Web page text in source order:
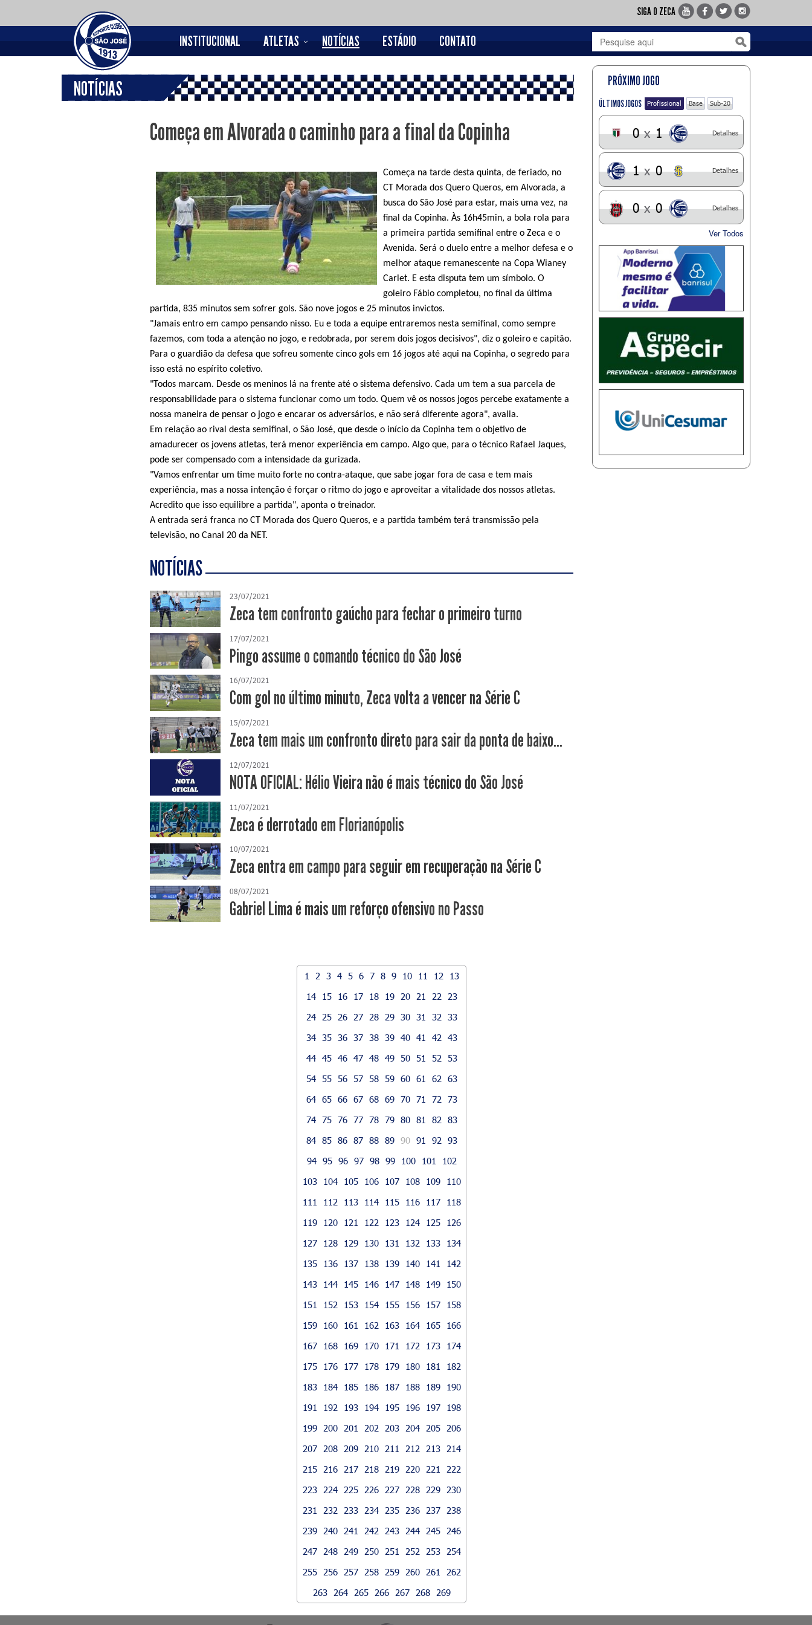
SIGA O ZECA
INSTITUCIONAL ATLETAS NOTÍCIAS ESTÁDIO CONTATO
NOTÍCIAS
Começa em Alvorada o caminho para a final da Copinha
Começa na tarde desta quinta, de feriado, no
CT Morada dos Quero Queros, em Alvorada, a
busca do São José para estar, mais uma vez, na
final da Copinha. Às 16h45min, a bola rola para
a primeira partida semifinal entre o Zeca e o
Avenida. Será o duelo entre a melhor defesa e o
melhor ataque remanescente na Copa Wianey
Carlet. E esta disputa tem um símbolo. O
goleiro Fábio completou, no final da última
partida, 835 minutos sem sofrer gols. São nove jogos e 25 minutos invictos.
"Jamais entro em campo pensando nisso. Eu e toda a equipe entraremos nesta semifinal, como sempre
fazemos, com toda a atenção no jogo, e redobrada, por serem dois jogos decisivos", diz o goleiro e capitão.
Para o guardião da defesa que sofreu somente cinco gols em 16 jogos até aqui na Copinha, o segredo para
isso está no espírito coletivo.
"Todos marcam. Desde os meninos lá na frente até o sistema defensivo. Cada um tem a sua parcela de
responsabilidade para o sistema funcionar como um todo. Quem vê os nossos jogos percebe exatamente a
nossa maneira de pensar o jogo e encarar os adversários, e não será diferente agora", avalia.
Em relação ao rival desta semifinal, o São José, que desde o início da Copinha tem o objetivo de
amadurecer os jovens atletas, terá menor experiência em campo. Algo que, para o técnico Rafael Jaques,
pode ser compensado com a intensidade da gurizada.
"Vamos enfrentar um time muito forte no contra-ataque, que sabe jogar fora de casa e tem mais
experiência, mas a nossa intenção é forçar o ritmo do jogo e aproveitar a vitalidade dos nossos atletas.
Acredito que isso equilibre a partida", aponta o treinador.
A entrada será franca no CT Morada dos Quero Queros, e a partida também terá transmissão pela
televisão, no Canal 20 da NET.
NOTÍCIAS
23/07/2021
Zeca tem confronto gaúcho para fechar o primeiro turno
17/07/2021
Pingo assume o comando técnico do São José
16/07/2021
Com gol no último minuto, Zeca volta a vencer na Série C
15/07/2021
Zeca tem mais um confronto direto para sair da ponta de baixo...
12/07/2021
NOTA OFICIAL: Hélio Vieira não é mais técnico do São José
11/07/2021
Zeca é derrotado em Florianópolis
10/07/2021
Zeca entra em campo para seguir em recuperação na Série C
08/07/2021
Gabriel Lima é mais um reforço ofensivo no Passo
1 2 3 4 5 6 7 8 9 10 11 12
13
14
15 16 17 18 19 20 21 22
23
24
25 26 27 28 29 30 31 32
33
34 35 36 37 38 39 40 41 42
43
44 45 46 47 48 49 50 51 52
53
54 55 56 57 58 59 60 61 62
63
64 65 66 67 68 69 70 71 72
73
74 75 76 77 78 79 80 81 82
83
84 85 86 87 88 89 90 91 92
93
94 95 96 97 98 99 100 101
102
103
104 105 106 107 108 109
110
111
112 113 114 115 116 117
118
119
120 121 122 123 124 125
126
127
128 129 130 131 132 133
134
135
136 137 138 139 140 141
142
143
144 145 146 147 148 149
150
151
152 153 154 155 156 157
158
159
160 161 162 163 164 165
166
167
168 169 170 171 172 173
174
175
176 177 178 179 180 181
182
183
184 185 186 187 188 189
190
191
192 193 194 195 196 197
198
199
200 201 202 203 204 205
206
207
208 209 210 211 212 213
214
215
216 217 218 219 220 221
222
223
224 225 226 227 228 229
230
231
232 233 234 235 236 237
238
239
240 241 242 243 244 245
246
247
248 249 250 251 252 253
254
255
256 257 258 259 260 261
262
263
264 265 266 267 268 269
PRÓXIMO JOGO
ÚLTIMOS JOGOS Profissional Base Sub-20
0 x 1 Detalhes
1 x 0 Detalhes
0 x 0 Detalhes
Ver Todos